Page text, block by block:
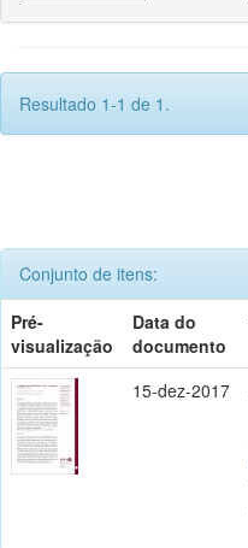
Resultado 1-1 de 1.
Conjunto de itens:
Pré-
visualização
Data do
documento
15-dez-2017